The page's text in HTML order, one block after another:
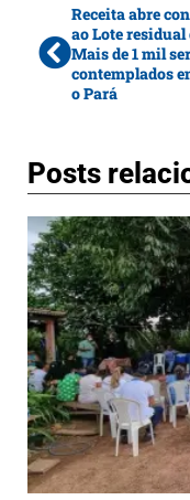
Receita abre
ao Lote residual
Mais de 1 mil
contemplados
o Pará
Posts